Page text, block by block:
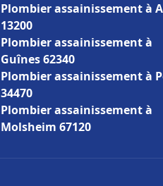
Plombier assainissement à
13200
Plombier assainissement à
Guînes 62340
Plombier assainissement à
34470
Plombier assainissement à
Molsheim 67120